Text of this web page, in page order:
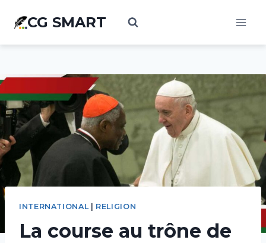
CG SMART
INTERNATIONAL| RELIGION
La course au trône de